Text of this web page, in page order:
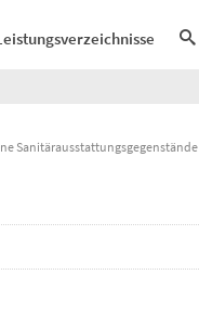
Sanitärausstattungsgegenstände